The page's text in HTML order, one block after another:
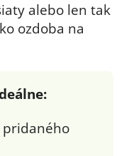
alebo len tak
ozdoba na
pridaného